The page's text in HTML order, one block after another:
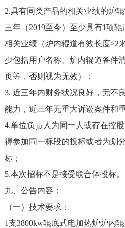
2.具有同类产品的相关业绩的炉
三年（2019至今）至少具有1项辊
相关业绩（炉内辊道有效长度≥2
少包括用户名称、炉内辊道备件
页等，否则视为无效）；
3. 近三年内财务状况良好，无不
能力，近三年无重大诉讼案件和
4.单位负责人为同一人或存在控
得参加同一标段的投标或者为划
标；
5.本次招标不是接受联合体投标。
九、公告内容：
（一）技术要求：
1支3800kw辊底式电加热炉炉内